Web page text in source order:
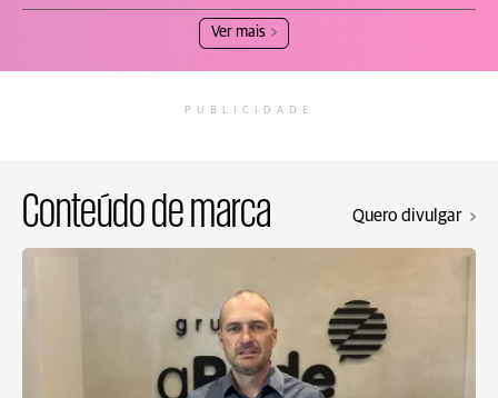
Ver mais
PUBLICIDADE
Conteúdo de marca Quero divulgar